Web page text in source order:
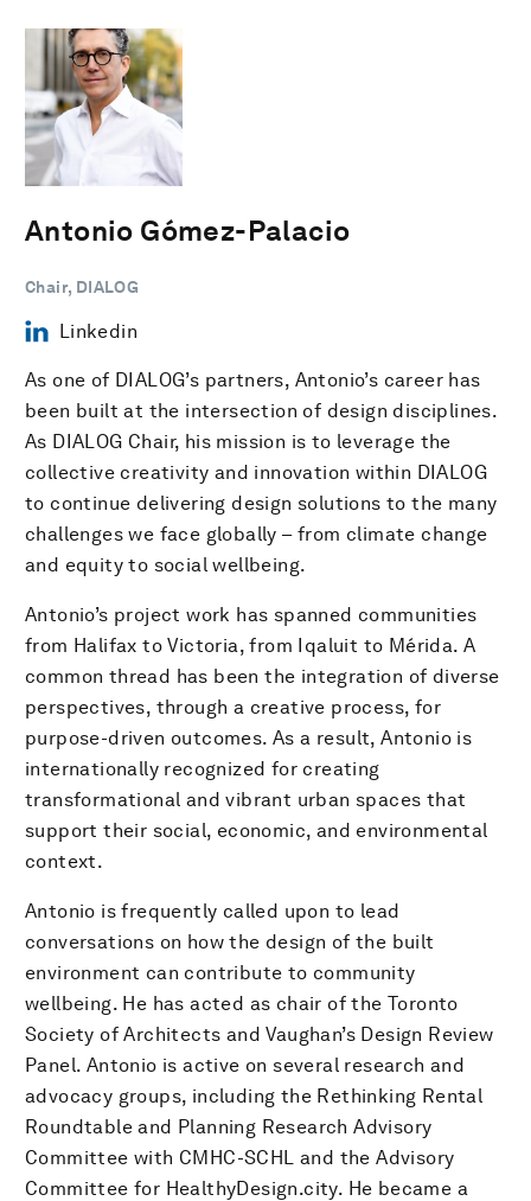
Antonio Gómez-Palacio
Chair, DIALOG
Linkedin
As one of DIALOG’s partners, Antonio’s career has
been built at the intersection of design disciplines.
As DIALOG Chair, his mission is to leverage the
collective creativity and innovation within DIALOG
to continue delivering design solutions to the many
challenges we face globally – from climate change
and equity to social wellbeing.
Antonio’s project work has spanned communities
from Halifax to Victoria, from Iqaluit to Mérida. A
common thread has been the integration of diverse
perspectives, through a creative process, for
purpose-driven outcomes. As a result, Antonio is
internationally recognized for creating
transformational and vibrant urban spaces that
support their social, economic, and environmental
context.
Antonio is frequently called upon to lead
conversations on how the design of the built
environment can contribute to community
wellbeing. He has acted as chair of the Toronto
Society of Architects and Vaughan’s Design Review
Panel. Antonio is active on several research and
advocacy groups, including the Rethinking Rental
Roundtable and Planning Research Advisory
Committee with CMHC-SCHL and the Advisory
Committee for HealthyDesign.city. He became a